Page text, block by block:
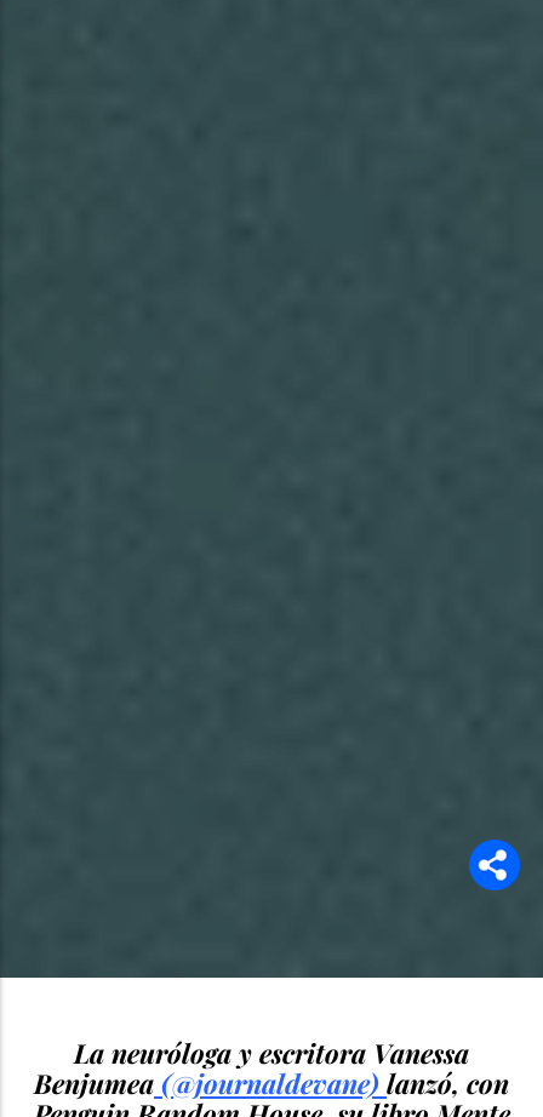
La neuróloga y escritora Vanessa
Benjumea (@journaldevane) lanzó, con